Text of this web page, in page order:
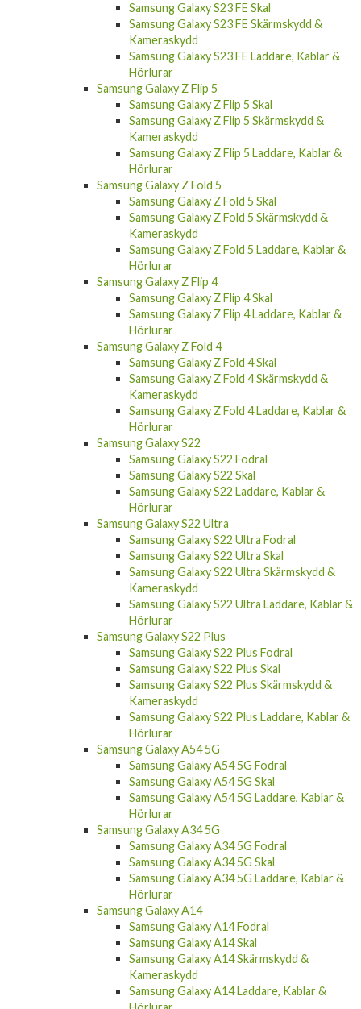
Samsung Galaxy S23 FE Skal
Samsung Galaxy S23 FE Skärmskydd &
Kameraskydd
Samsung Galaxy S23 FE Laddare, Kablar &
Hörlurar
Samsung Galaxy Z Flip 5
Samsung Galaxy Z Flip 5 Skal
Samsung Galaxy Z Flip 5 Skärmskydd &
Kameraskydd
Samsung Galaxy Z Flip 5 Laddare, Kablar &
Hörlurar
Samsung Galaxy Z Fold 5
Samsung Galaxy Z Fold 5 Skal
Samsung Galaxy Z Fold 5 Skärmskydd &
Kameraskydd
Samsung Galaxy Z Fold 5 Laddare, Kablar &
Hörlurar
Samsung Galaxy Z Flip 4
Samsung Galaxy Z Flip 4 Skal
Samsung Galaxy Z Flip 4 Laddare, Kablar &
Hörlurar
Samsung Galaxy Z Fold 4
Samsung Galaxy Z Fold 4 Skal
Samsung Galaxy Z Fold 4 Skärmskydd &
Kameraskydd
Samsung Galaxy Z Fold 4 Laddare, Kablar &
Hörlurar
Samsung Galaxy S22
Samsung Galaxy S22 Fodral
Samsung Galaxy S22 Skal
Samsung Galaxy S22 Laddare, Kablar &
Hörlurar
Samsung Galaxy S22 Ultra
Samsung Galaxy S22 Ultra Fodral
Samsung Galaxy S22 Ultra Skal
Samsung Galaxy S22 Ultra Skärmskydd &
Kameraskydd
Samsung Galaxy S22 Ultra Laddare, Kablar &
Hörlurar
Samsung Galaxy S22 Plus
Samsung Galaxy S22 Plus Fodral
Samsung Galaxy S22 Plus Skal
Samsung Galaxy S22 Plus Skärmskydd &
Kameraskydd
Samsung Galaxy S22 Plus Laddare, Kablar &
Hörlurar
Samsung Galaxy A54 5G
Samsung Galaxy A54 5G Fodral
Samsung Galaxy A54 5G Skal
Samsung Galaxy A54 5G Laddare, Kablar &
Hörlurar
Samsung Galaxy A34 5G
Samsung Galaxy A34 5G Fodral
Samsung Galaxy A34 5G Skal
Samsung Galaxy A34 5G Laddare, Kablar &
Hörlurar
Samsung Galaxy A14
Samsung Galaxy A14 Fodral
Samsung Galaxy A14 Skal
Samsung Galaxy A14 Skärmskydd &
Kameraskydd
Samsung Galaxy A14 Laddare, Kablar &